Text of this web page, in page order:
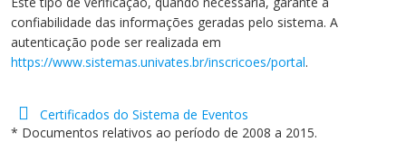
de Idiomas
Médicas
Conosco
& Você - Comunidade
Gustavo Adolfo
confiabilidade das informações geradas pelo sistema. A
autenticação pode ser realizada em
https://www.sistemas.univates.br/inscricoes/portal.
Certificados do Sistema de Eventos
* Documentos relativos ao período de 2008 a 2015.